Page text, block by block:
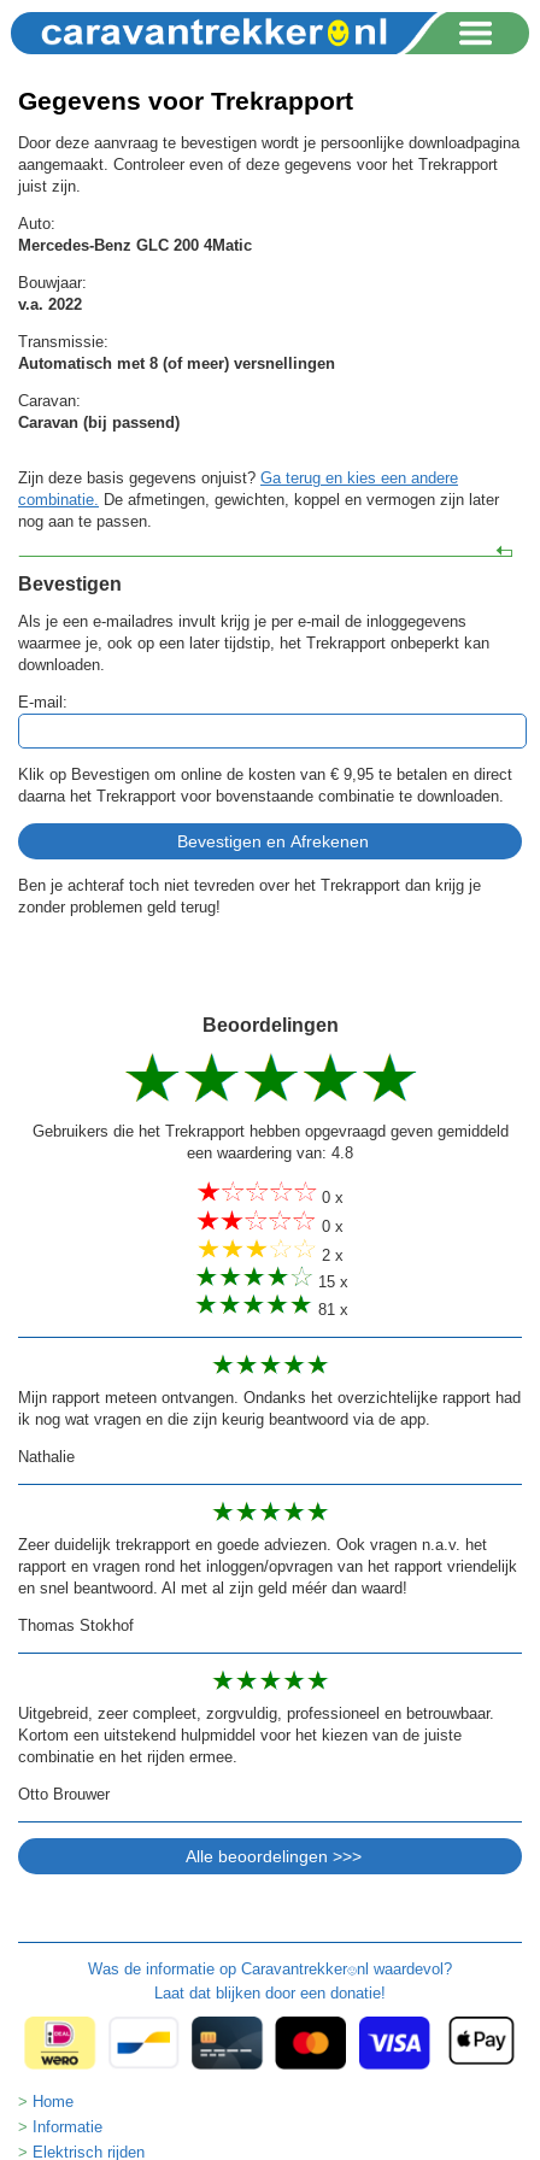
Gegevens voor Trekrapport
Door deze aanvraag te bevestigen wordt je persoonlijke downloadpagina
aangemaakt. Controleer even of deze gegevens voor het Trekrapport
juist zijn.
Auto:
Mercedes-Benz GLC 200 4Matic
Bouwjaar:
v.a. 2022
Transmissie:
Automatisch met 8 (of meer) versnellingen
Caravan:
Caravan (bij passend)
Zijn deze basis gegevens onjuist? Ga terug en kies een andere
combinatie. De afmetingen, gewichten, koppel en vermogen zijn later
nog aan te passen.
Bevestigen
Als je een e-mailadres invult krijg je per e-mail de inloggegevens
waarmee je, ook op een later tijdstip, het Trekrapport onbeperkt kan
downloaden.
E-mail:
Klik op Bevestigen om online de kosten van € 9,95 te betalen en direct
daarna het Trekrapport voor bovenstaande combinatie te downloaden.
Ben je achteraf toch niet tevreden over het Trekrapport dan krijg je
zonder problemen geld terug!
Beoordelingen
Gebruikers die het Trekrapport hebben opgevraagd geven gemiddeld
een waardering van: 4.8
0 x
0 x
2 x
15 x
81 x
Mijn rapport meteen ontvangen. Ondanks het overzichtelijke rapport had
ik nog wat vragen en die zijn keurig beantwoord via de app.
Nathalie
Zeer duidelijk trekrapport en goede adviezen. Ook vragen n.a.v. het
rapport en vragen rond het inloggen/opvragen van het rapport vriendelijk
en snel beantwoord. Al met al zijn geld méér dan waard!
Thomas Stokhof
Uitgebreid, zeer compleet, zorgvuldig, professioneel en betrouwbaar.
Kortom een uitstekend hulpmiddel voor het kiezen van de juiste
combinatie en het rijden ermee.
Otto Brouwer
Was de informatie op Caravantrekker🙂nl waardevol?
Laat dat blijken door een donatie!
Home
Informatie
Elektrisch rijden